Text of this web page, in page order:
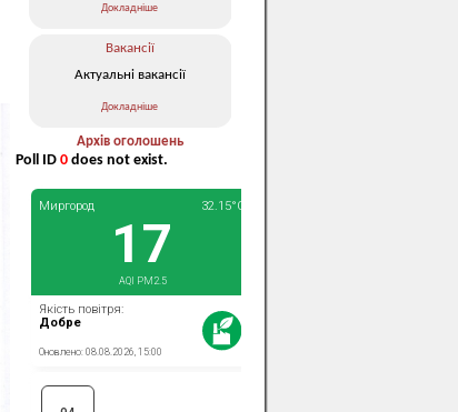
Докладніше
Вакансії
Актуальні вакансії
Докладніше
Архів оголошень
Poll ID 0 does not exist.